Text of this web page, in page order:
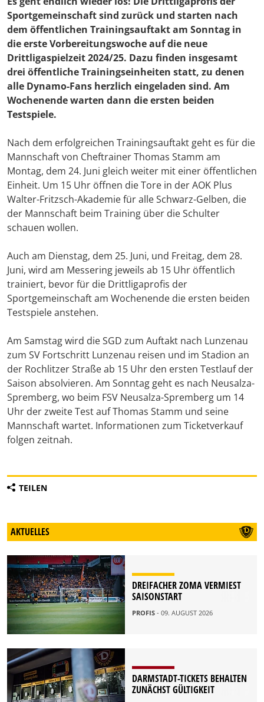
Sportgemeinschaft sind zurück und starten nach
dem öffentlichen Trainingsauftakt am Sonntag in
die erste Vorbereitungswoche auf die neue
Drittligaspielzeit 2024/25. Dazu finden insgesamt
drei öffentliche Trainingseinheiten statt, zu denen
alle Dynamo-Fans herzlich eingeladen sind. Am
Wochenende warten dann die ersten beiden
Testspiele.
Nach dem erfolgreichen Trainingsauftakt geht es für die
Mannschaft von Cheftrainer Thomas Stamm am
Montag, dem 24. Juni gleich weiter mit einer öffentlichen
Einheit. Um 15 Uhr öffnen die Tore in der AOK Plus
Walter-Fritzsch-Akademie für alle Schwarz-Gelben, die
der Mannschaft beim Training über die Schulter
schauen wollen.
Auch am Dienstag, dem 25. Juni, und Freitag, dem 28.
Juni, wird am Messering jeweils ab 15 Uhr öffentlich
trainiert, bevor für die Drittligaprofis der
Sportgemeinschaft am Wochenende die ersten beiden
Testspiele anstehen.
Am Samstag wird die SGD zum Auftakt nach Lunzenau
zum SV Fortschritt Lunzenau reisen und im Stadion an
der Rochlitzer Straße ab 15 Uhr den ersten Testlauf der
Saison absolvieren. Am Sonntag geht es nach Neusalza-
Spremberg, wo beim FSV Neusalza-Spremberg um 14
Uhr der zweite Test auf Thomas Stamm und seine
Mannschaft wartet. Informationen zum Ticketverkauf
folgen zeitnah.
TEILEN
AKTUELLES
DREIFACHER ZOMA VERMIEST
SAISONSTART
PROFIS - 09. AUGUST 2026
DARMSTADT-TICKETS BEHALTEN
ZUNÄCHST GÜLTIGKEIT